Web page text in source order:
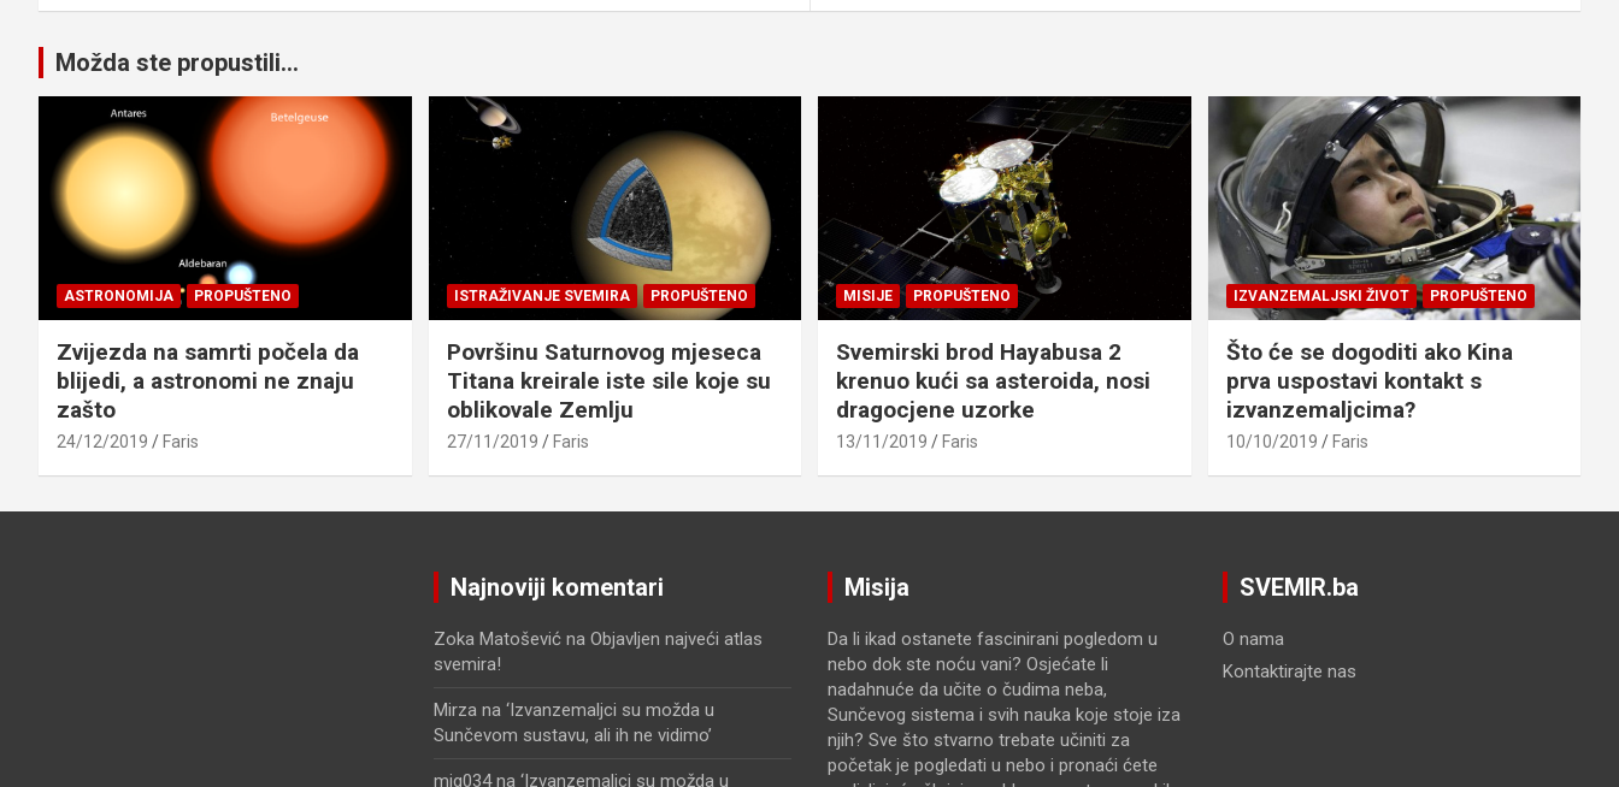
Možda ste propustili...
ASTRONOMIJA PROPUŠTENO
Zvijezda na samrti počela da
blijedi, a astronomi ne znaju
zašto
24/12/2019 Faris
ISTRAŽIVANJE SVEMIRA PROPUŠTENO
Površinu Saturnovog mjeseca
Titana kreirale iste sile koje su
oblikovale Zemlju
27/11/2019 Faris
MISIJE PROPUŠTENO
Svemirski brod Hayabusa 2
krenuo kući sa asteroida, nosi
dragocjene uzorke
13/11/2019 Faris
IZVANZEMALJSKI ŽIVOT PROPUŠTENO
Što će se dogoditi ako Kina
prva uspostavi kontakt s
izvanzemaljcima?
10/10/2019 Faris
Najnoviji komentari
Zoka Matoševićna Objavljen najveći atlas
svemira!
Mirzana ‘Izvanzemaljci su možda u
Sunčevom sustavu, ali ih ne vidimo’
mjg034na ‘Izvanzemaljci su možda u
Misija
Da li ikad ostanete fascinirani pogledom u
nebo dok ste noću vani? Osjećate li
nadahnuće da učite o čudima neba,
Sunčevog sistema i svih nauka koje stoje iza
njih? Sve što stvarno trebate učiniti za
početak je pogledati u nebo i pronaći ćete
SVEMIR.ba
O nama
Kontaktirajte nas